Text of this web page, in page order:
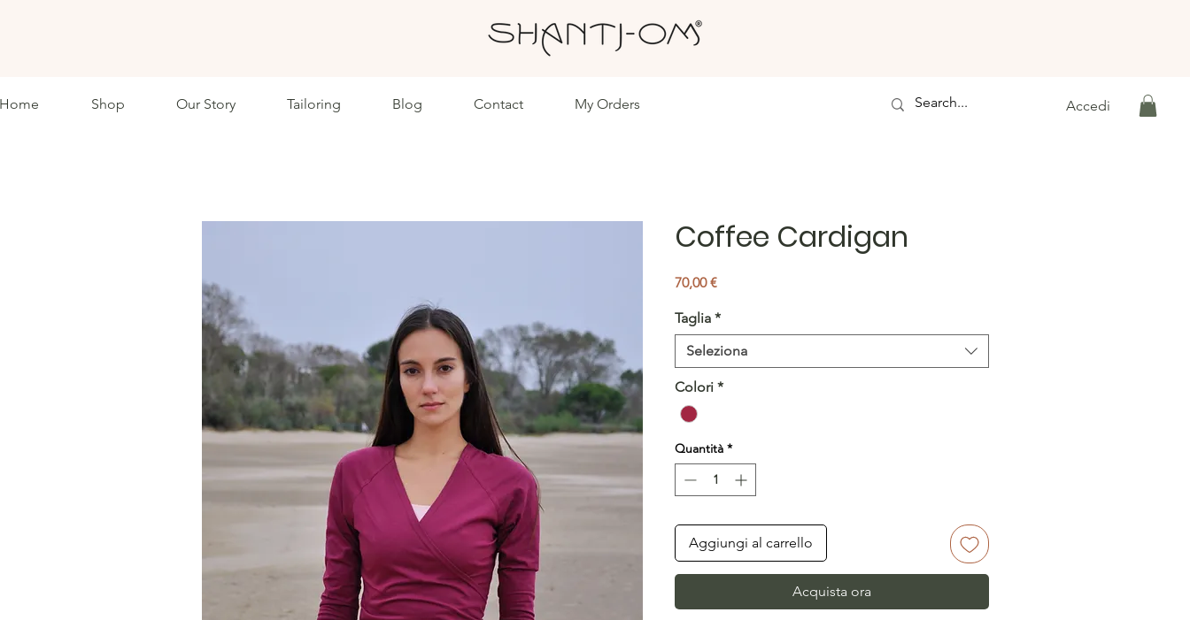
Shop Our Story Tailoring Blog Contact My Orders Accedi
Coffee Cardigan
70,00 €Prezzo
Taglia *
Seleziona
Colori *
Quantità *
Aggiungi al carrello
Acquista ora